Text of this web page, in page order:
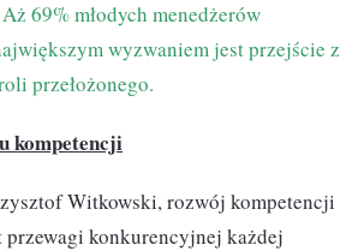
Aż 69% młodych menedżerów
wyzwaniem jest przejście z
przełożonego.
kompetencji
Witkowski, rozwój kompetencji
przewagi konkurencyjnej każdej